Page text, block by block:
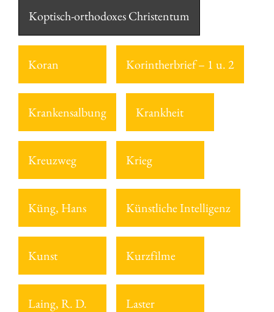
Koptisch-orthodoxes Christentum
Koran Korintherbrief – 1 u. 2
Krankensalbung Krankheit
Kreuzweg Krieg
Küng, Hans Künstliche Intelligenz
Kunst Kurzfilme
Laing, R. D. Laster